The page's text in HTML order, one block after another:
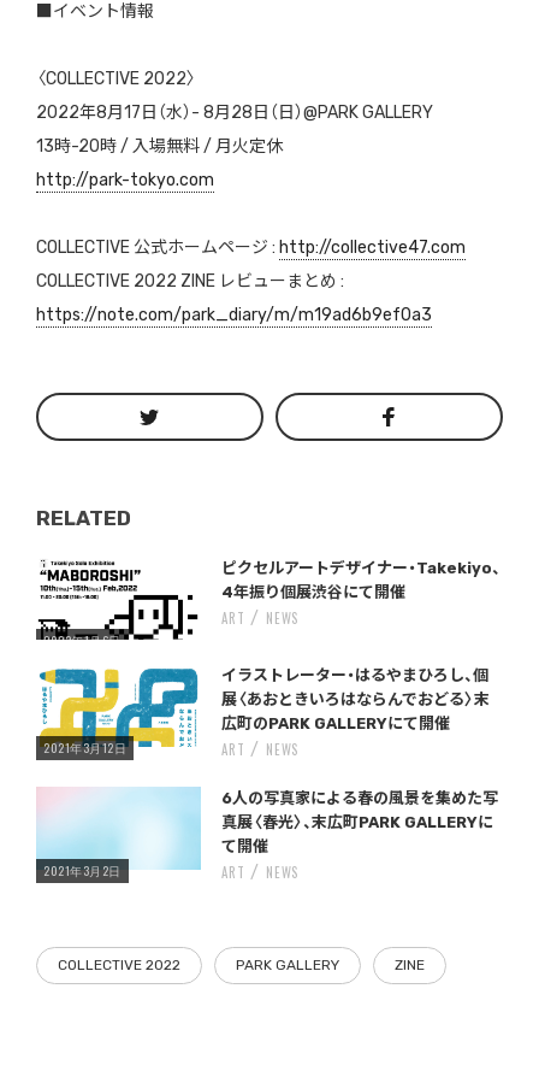
■イベント情報
〈COLLECTIVE 2022〉
2022年8月17日（水）- 8月28日（日）@PARK GALLERY
13時-20時 / 入場無料 / 月火定休
http://park-tokyo.com
COLLECTIVE 公式ホームページ : http://collective47.com
COLLECTIVE 2022 ZINE レビューまとめ :
https://note.com/park_diary/m/m19ad6b9ef0a3
RELATED
Warning : Undefined variable $post_id in
/home/storywriter/storywriter.tokyo/public_html/wp-content/themes/StoryWriter/single.phpon line
ピクセルアートデザイナー・Takekiyo、
4年振り個展渋谷にて開催
2022年1月6日
ART NEWS
Warning : Undefined variable $post_id in
/home/storywriter/storywriter.tokyo/public_html/wp-content/themes/StoryWriter/single.phpon line 242
イラストレーター・はるやまひろし、個
展〈あおときいろはならんでおどる〉末
広町のPARK GALLERYにて開催
2021年3月12日
ART NEWS
Warning : Undefined variable $post_id in
/home/storywriter/storywriter.tokyo/public_html/wp-content/themes/StoryWriter/single.phpon line242
6人の写真家による春の風景を集めた写
真展〈春光〉、末広町PARK GALLERYに
て開催
2021年3月2日
ART NEWS
COLLECTIVE 2022 PARK GALLERY ZINE